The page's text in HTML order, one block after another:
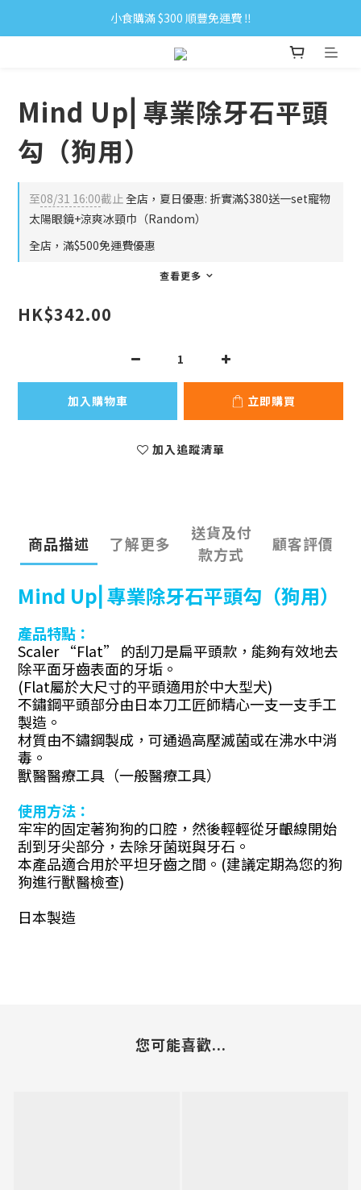
小食購滿 $300 順豐免運費 ‼
小食購滿 $300 順豐免運費 ‼
全單購滿 $500 免運費 ♥︎ 會員積分回贈 $1＝1Pt.
Mind Up⎜專業除牙石平頭
勾（狗用）
至08/31 16:00截止全店，夏日優惠: 折實滿$380送一set寵物
太陽眼鏡+涼爽冰頸巾（Random）
全店，滿$500免運費優惠
查看更多
HK$342.00
加入購物車 立即購買
加入追蹤清單
商品描述 了解更多
送貨及付
款方式
顧客評價
Mind Up⎜專業除牙石平頭勾（狗用）
產品特點：
Scaler “Flat” 的刮刀是扁平頭款，能夠有效地去
除平面牙齒表面的牙垢。
(Flat屬於大尺寸的平頭適用於中大型犬)
不鏽鋼平頭部分由日本刀工匠師精心一支一支手工
製造。
材質由不鏽鋼製成，可通過高壓滅菌或在沸水中消
毒。
獸醫醫療工具（一般醫療工具）
使用方法：
牢牢的固定著狗狗的口腔，然後輕輕從牙齦線開始
刮到牙尖部分，去除牙菌斑與牙石。
本產品適合用於平坦牙齒之間。(建議定期為您的狗
狗進行獸醫檢查)
日本製造
您可能喜歡...